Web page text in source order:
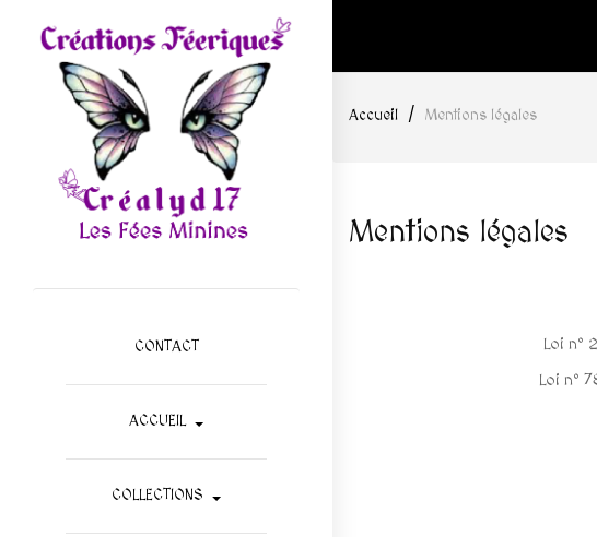
CONTACT
ACCUEIL
COLLECTIONS
Accueil Mentions légales
Mentions légales
Loi n°
Loi n°